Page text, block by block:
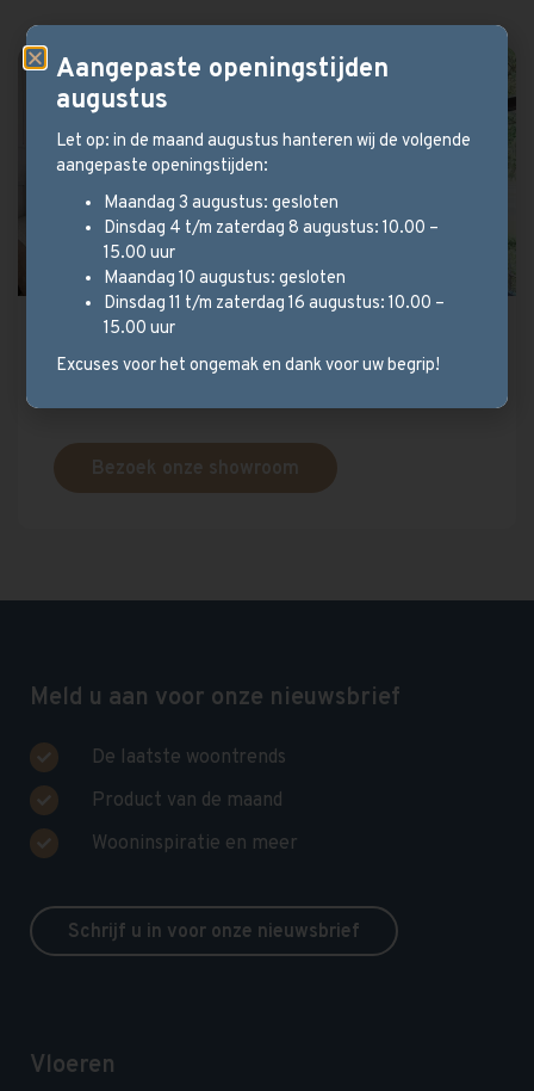
Bezoek onze showroom
Meld u aan voor onze nieuwsbrief
De laatste woontrends
Product van de maand
Wooninspiratie en meer
Schrijf u in voor onze nieuwsbrief
Vloeren
Aangepaste openingstijden
augustus
Let op: in de maand augustus hanteren wij de volgende
aangepaste openingstijden:
Maandag 3 augustus: gesloten
Dinsdag 4 t/m zaterdag 8 augustus: 10.00 –
15.00 uur
Maandag 10 augustus: gesloten
Dinsdag 11 t/m zaterdag 16 augustus: 10.00 –
15.00 uur
Excuses voor het ongemak en dank voor uw begrip!